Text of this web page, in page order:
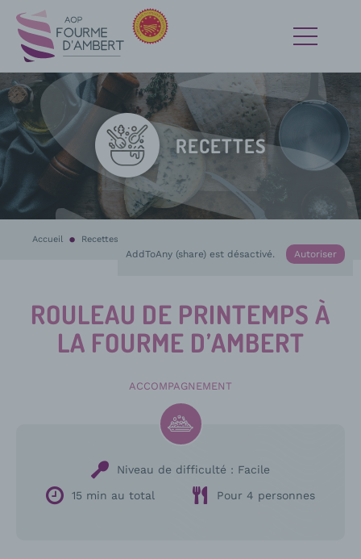
RECETTES
Accueil Recettes
AddToAny (share) est désactivé. Autoriser
ROULEAU DE PRINTEMPS À
LA FOURME D’AMBERT
ACCOMPAGNEMENT
Niveau de difficulté : Facile
15 min au total
Pour 4 personnes